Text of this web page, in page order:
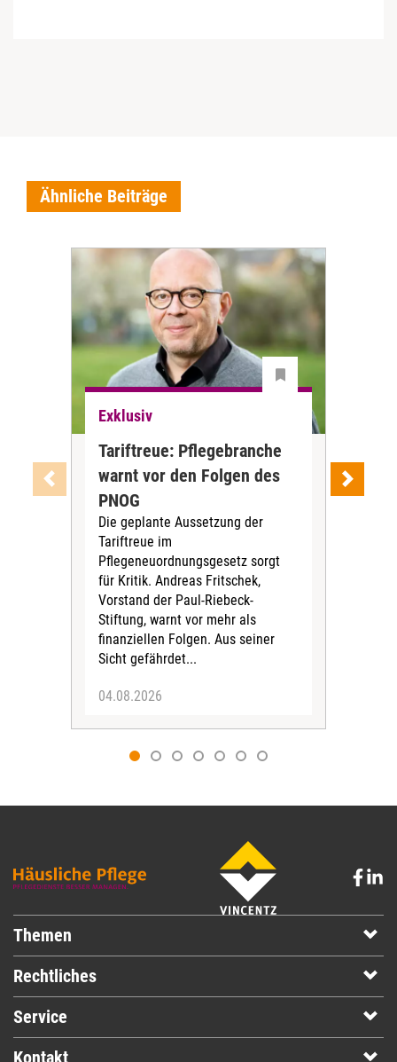
Ähnliche Beiträge
Exklusiv
Tariftreue: Pflegebranche
warnt vor den Folgen des
PNOG
Die geplante Aussetzung der
Tariftreue im
Pflegeneuordnungsgesetz sorgt
für Kritik. Andreas Fritschek,
Vorstand der Paul-Riebeck-
Stiftung, warnt vor mehr als
finanziellen Folgen. Aus seiner
Sicht gefährdet...
04.08.2026
Themen
Rechtliches
Service
Kontakt